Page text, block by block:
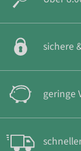
sichere
geringe